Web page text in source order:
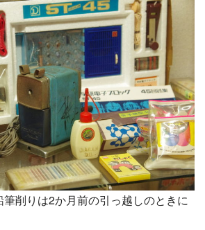
削りは2か月前の引っ越しのときに